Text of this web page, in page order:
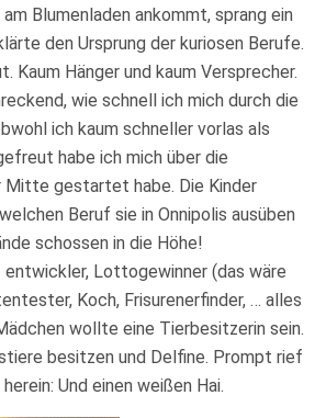
Blumenladen ankommt, sprang ein
den Ursprung der kuriosen Berufe.
Kaum Hänger und kaum Versprecher.
wie schnell ich mich durch die
ich kaum schneller vorlas als
habe ich mich über die
Mitte gestartet habe. Die Kinder
Beruf sie in Onnipolis ausüben
schossen in die Höhe!
Lottogewinner (das wäre
Koch, Frisurenerfinder, … alles
wollte eine Tierbesitzerin sein.
besitzen und Delfine. Prompt rief
Und einen weißen Hai.